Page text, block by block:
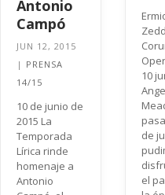
Antonio
Campó
JUN 12, 2015
| PRENSA
14/15
10 de junio de
2015 La
Temporada
Lírica rinde
homenaje a
Antonio
10
de
el